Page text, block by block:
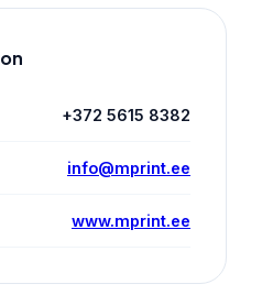
+372 5615 8382
info@mprint.ee
www.mprint.ee